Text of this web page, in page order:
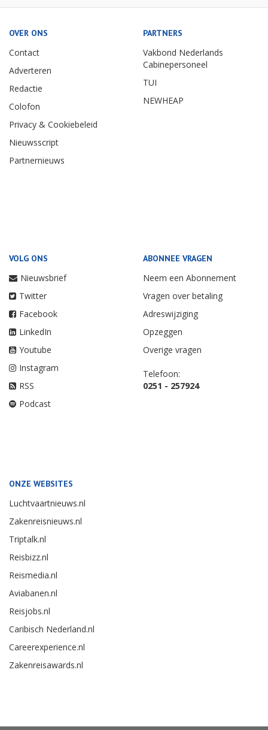
OVER ONS
Contact
Adverteren
Redactie
Colofon
Privacy & Cookiebeleid
Nieuwsscript
Partnernieuws
PARTNERS
Vakbond Nederlands
Cabinepersoneel
TUI
NEWHEAP
VOLG ONS
Nieuwsbrief
Twitter
Facebook
LinkedIn
Youtube
Instagram
RSS
Podcast
ABONNEE VRAGEN
Neem een Abonnement
Vragen over betaling
Adreswijziging
Opzeggen
Overige vragen
Telefoon:
0251 - 257924
ONZE WEBSITES
Luchtvaartnieuws.nl
Zakenreisnieuws.nl
Triptalk.nl
Reisbizz.nl
Reismedia.nl
Aviabanen.nl
Reisjobs.nl
Caribisch Nederland.nl
Careerexperience.nl
Zakenreisawards.nl